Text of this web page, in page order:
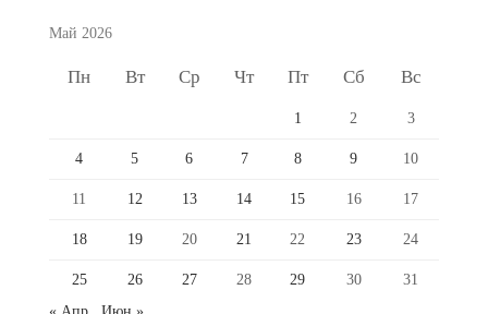
Май 2026
Пн Вт Ср Чт Пт Сб Вс
1 2 3
4 5 6 7 8 9 10
11 12 13 14 15 16 17
18 19 20 21 22 23 24
25 26 27 28 29 30
31